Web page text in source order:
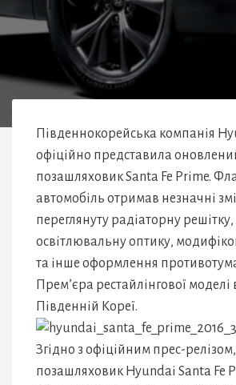
Південнокорейська компанія
офіційно представила
позашляховик Santa Fe Prime.
автомобіль отримав незначні
переглянуту радіаторну
освітлювальну оптику,
та інше оформлення
Прем’єра рестайлінгової моделі
Південній Кореї.
Згідно з офіційним прес-
позашляховик Hyundai Santa Fe